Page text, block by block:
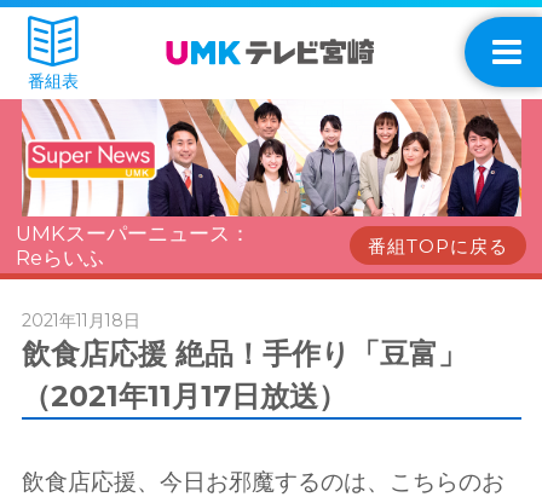
番組表
UMKスーパーニュース：
Reらいふ
番組TOPに戻る
2021年11月18日
飲食店応援 絶品！手作り「豆富」
（2021年11月17日放送）
飲食店応援、今日お邪魔するのは、こちらのお